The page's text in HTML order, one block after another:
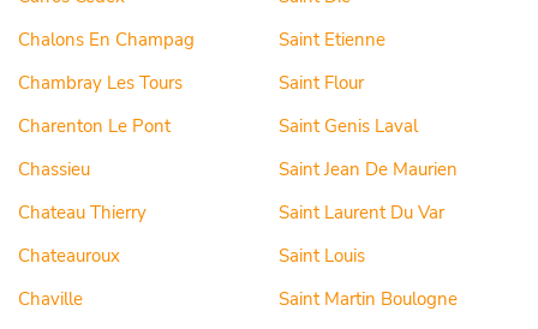
Chalons En Champag
Chambray Les Tours
Charenton Le Pont
Chassieu
Chateau Thierry
Chateauroux
Chaville
Saint Etienne
Saint Flour
Saint Genis Laval
Saint Jean De Maurien
Saint Laurent Du Var
Saint Louis
Saint Martin Boulogne